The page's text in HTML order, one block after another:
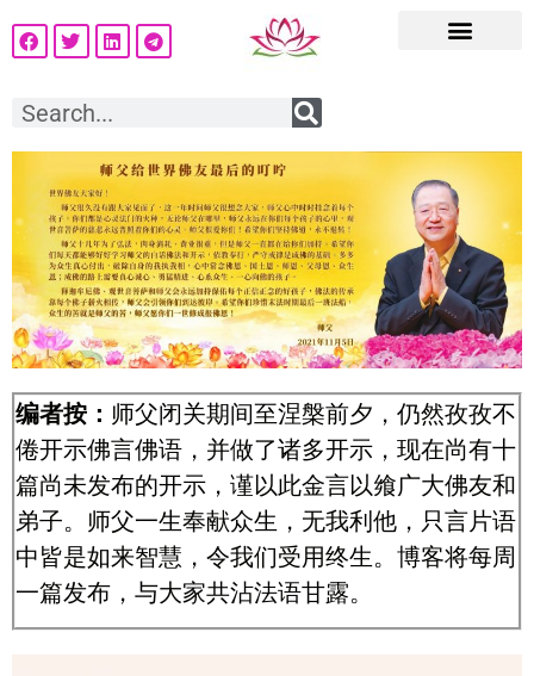
编者按： 师父闭关期间至涅槃前夕，仍然孜孜不
倦开示佛言佛语，并做了诸多开示，现在尚有十
篇尚未发布的开示，谨以此金言以飨广大佛友和
弟子。师父一生奉献众生，无我利他，只言片语
中皆是如来智慧，令我们受用终生。博客将每周
一篇发布，与大家共沾法语甘露。